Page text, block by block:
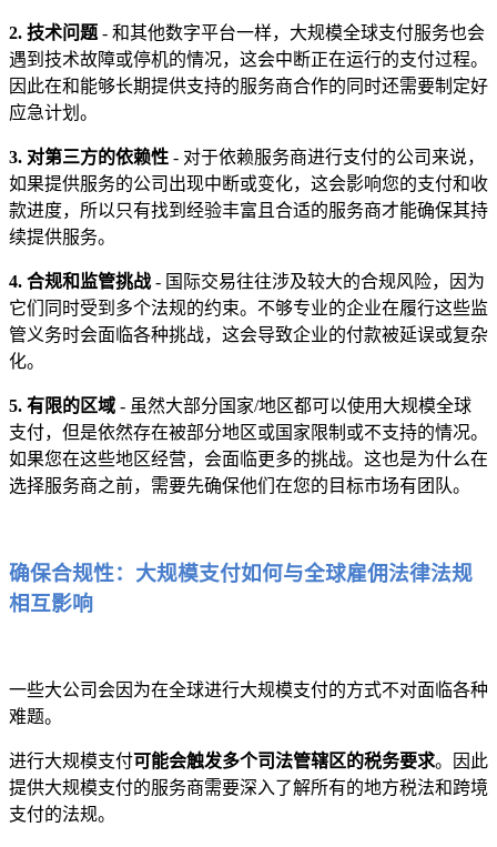
2. 技术问题 - 和其他数字平台一样，大规模全球支付服务也会
遇到技术故障或停机的情况，这会中断正在运行的支付过程。
因此在和能够长期提供支持的服务商合作的同时还需要制定好
应急计划。
3. 对第三方的依赖性 - 对于依赖服务商进行支付的公司来说，
如果提供服务的公司出现中断或变化，这会影响您的支付和收
款进度，所以只有找到经验丰富且合适的服务商才能确保其持
续提供服务。
4. 合规和监管挑战- 国际交易往往涉及较大的合规风险，因为
它们同时受到多个法规的约束。不够专业的企业在履行这些监
管义务时会面临各种挑战，这会导致企业的付款被延误或复杂
化。
5. 有限的区域 - 虽然大部分国家/地区都可以使用大规模全球
支付，但是依然存在被部分地区或国家限制或不支持的情况。
如果您在这些地区经营，会面临更多的挑战。这也是为什么在
选择服务商之前，需要先确保他们在您的目标市场有团队。
确保合规性：大规模支付如何与全球雇佣法律法规
相互影响
一些大公司会因为在全球进行大规模支付的方式不对面临各种
难题。
进行大规模支付可能会触发多个司法管辖区的税务要求。因此
提供大规模支付的服务商需要深入了解所有的地方税法和跨境
支付的法规。